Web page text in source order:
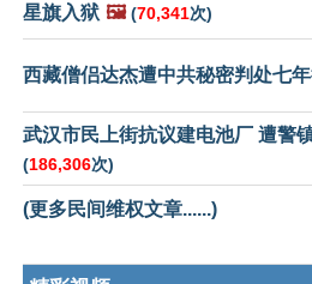
星旗入狱 🖼️ (70,341次)
西藏僧侣达杰遭中共秘密判处七年
武汉市民上街抗议建电池厂 遭警
(186,306次)
(更多民间维权文章......)